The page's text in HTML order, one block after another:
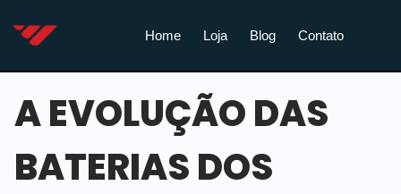
Home Loja Blog Contato
A EVOLUÇÃO DAS
BATERIAS DOS